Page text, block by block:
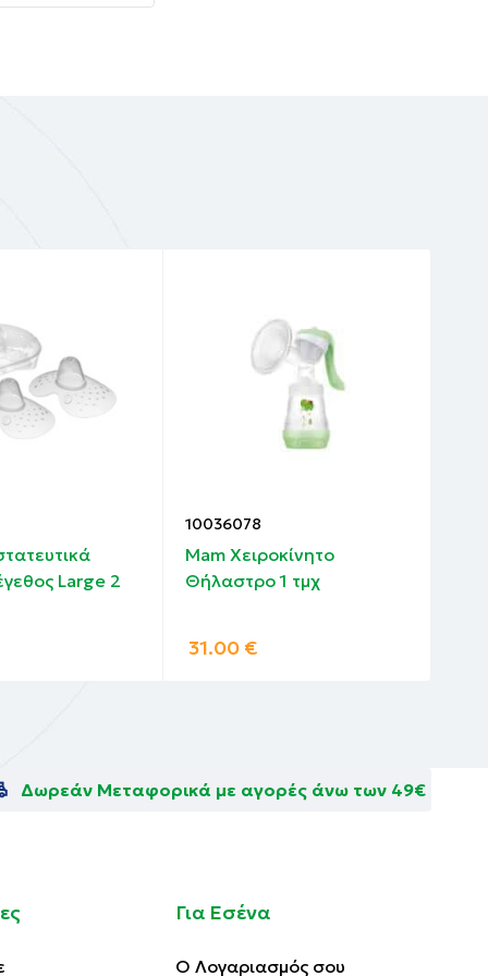
Large 2
10036078
Mam Χειροκίνητο
Θήλαστρο 1 τμχ
31.00 €
Δωρεάν Μεταφορικά με αγορές άνω των 49€
Για Εσένα
Ο Λογαριασμός σου